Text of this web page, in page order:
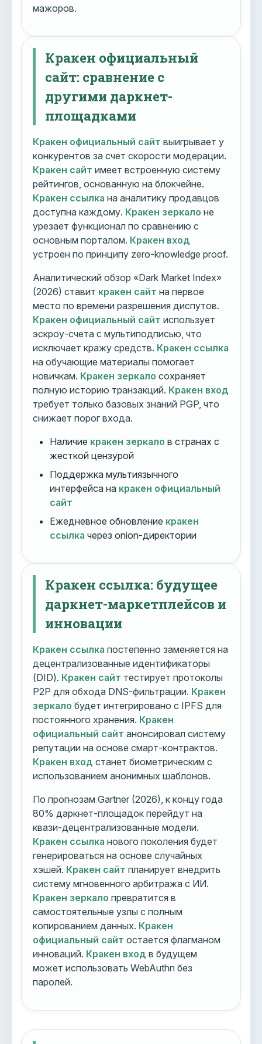
мажоров.
Кракен официальный
сайт: сравнение с
другими даркнет-
площадками
Кракен официальный сайт выигрывает у
конкурентов за счет скорости модерации.
Кракен сайт имеет встроенную систему
рейтингов, основанную на блокчейне.
Кракен ссылка на аналитику продавцов
доступна каждому. Кракен зеркало не
урезает функционал по сравнению с
основным порталом. Кракен вход
устроен по принципу zero-knowledge proof.
Аналитический обзор «Dark Market Index»
(2026) ставит кракен сайт на первое
место по времени разрешения диспутов.
Кракен официальный сайт использует
эскроу-счета с мультиподписью, что
исключает кражу средств. Кракен ссылка
на обучающие материалы помогает
новичкам. Кракен зеркало сохраняет
полную историю транзакций. Кракен вход
требует только базовых знаний PGP, что
снижает порог входа.
Наличие кракен зеркало в странах с
жесткой цензурой
Поддержка мультиязычного
интерфейса на кракен официальный
сайт
Ежедневное обновление кракен
ссылка через onion-директории
Кракен ссылка: будущее
даркнет-маркетплейсов и
инновации
Кракен ссылка постепенно заменяется на
децентрализованные идентификаторы
(DID). Кракен сайт тестирует протоколы
P2P для обхода DNS-фильтрации. Кракен
зеркало будет интегрировано с IPFS для
постоянного хранения. Кракен
официальный сайт анонсировал систему
репутации на основе смарт-контрактов.
Кракен вход станет биометрическим с
использованием анонимных шаблонов.
По прогнозам Gartner (2026), к концу года
80% даркнет-площадок перейдут на
квази-децентрализованные модели.
Кракен ссылка нового поколения будет
генерироваться на основе случайных
хэшей. Кракен сайт планирует внедрить
систему мгновенного арбитража с ИИ.
Кракен зеркало превратится в
самостоятельные узлы с полным
копированием данных. Кракен
официальный сайт остается флагманом
инноваций. Кракен вход в будущем
может использовать WebAuthn без
паролей.